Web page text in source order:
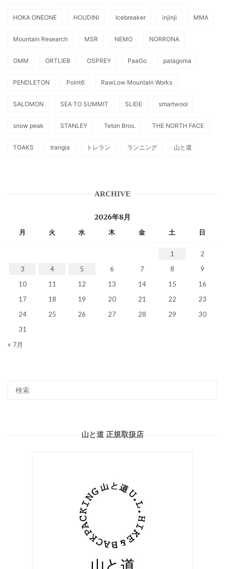
HOKA ONEONE HOUDINI Icebreaker injinji MMA
Mountain Research MSR NEMO NORRONA
OMM ORTLIEB OSPREY PaaGo patagonia
PENDLETON Point6 RawLow Mountain Works
SALOMON SEA TO SUMMIT SLIDE smartwool
snow peak STANLEY Teton Bros. THE NORTH FACE
TOAKS trangia トレラン ランニング 山と道
ARCHIVE
2026年8月
月 火 水 木 金 土 日
1
2
3
4 5 6 7 8
9
10
11 12 13 14 15
16
17
18 19 20 21 22
23
24
25 26 27 28 29
30
31
« 7月
山と道 正規取扱店